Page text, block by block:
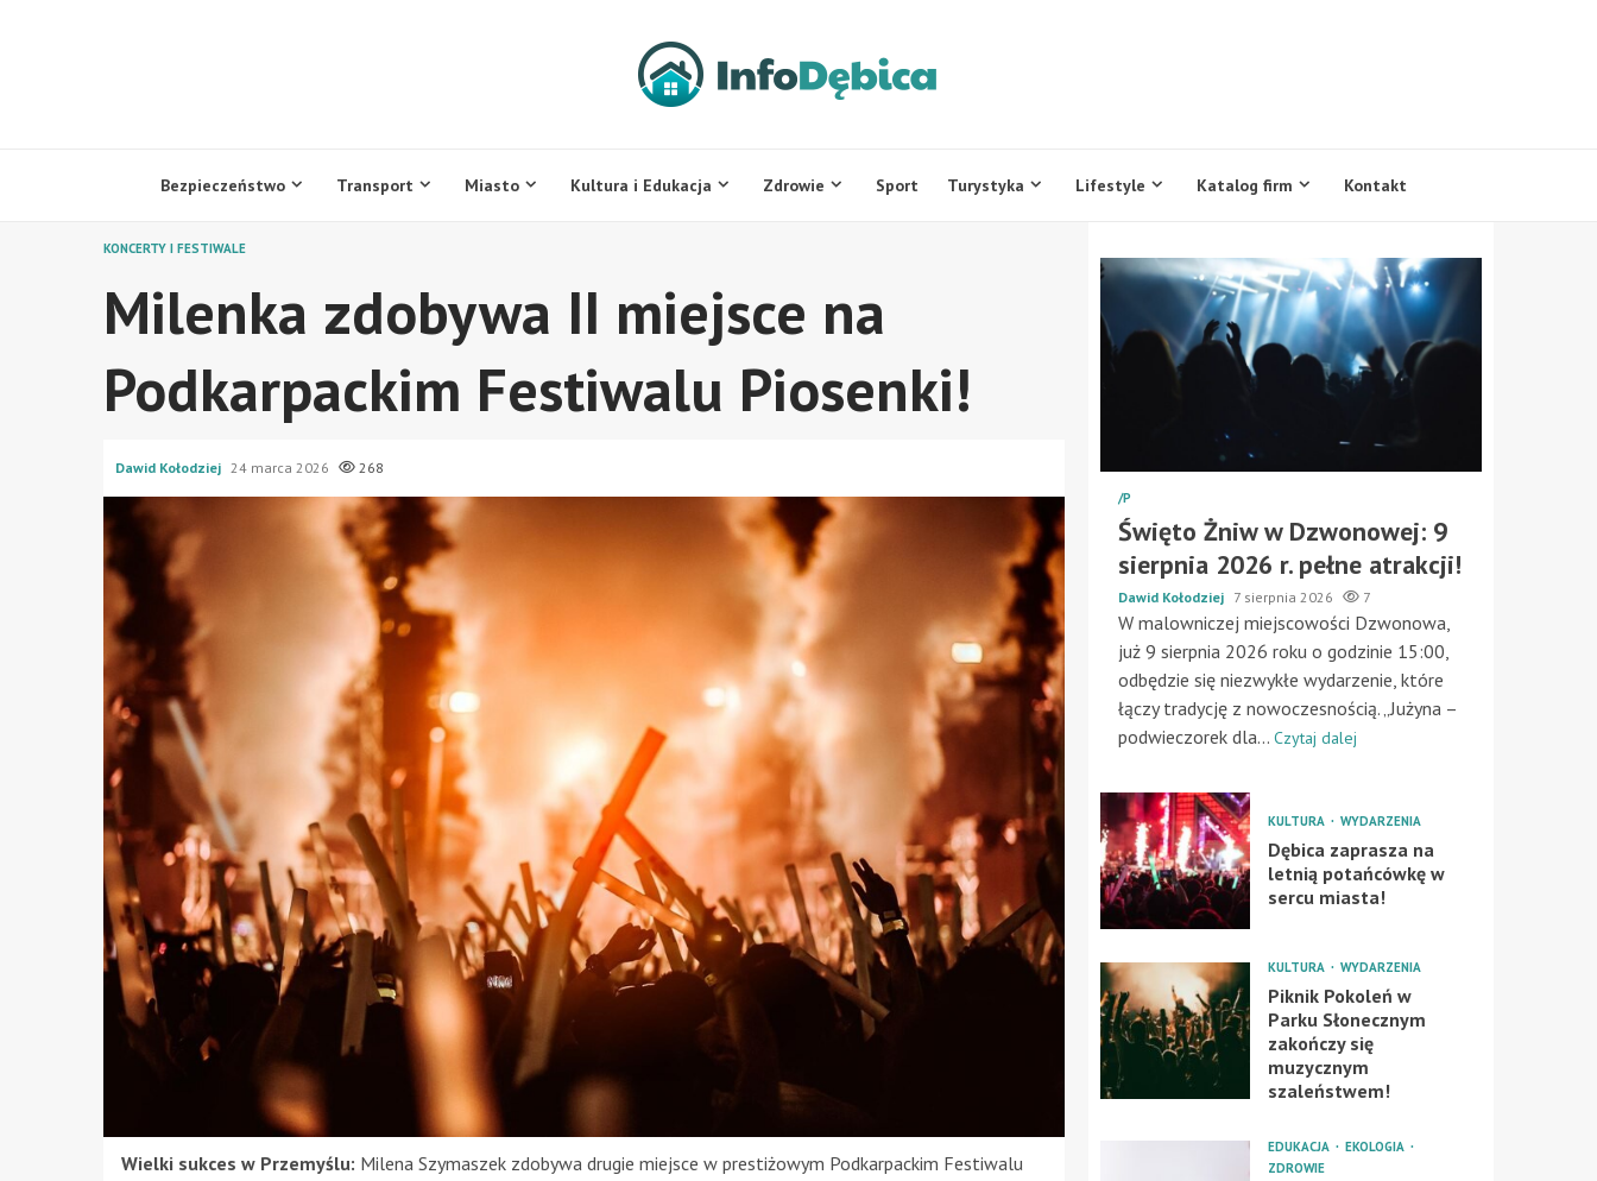
Bezpieczeństwo Transport Miasto Kultura i Edukacja Zdrowie Sport Turystyka Lifestyle Katalog firm Kontakt
KONCERTY I FESTIWALE
Milenka zdobywa II miejsce na
Podkarpackim Festiwalu Piosenki!
Dawid Kołodziej 24 marca 2026 268
Wielki sukces w Przemyślu: Milena Szymaszek zdobywa drugie miejsce w prestiżowym Podkarpackim Festiwalu
/P
Święto Żniw w Dzwonowej: 9
sierpnia 2026 r. pełne atrakcji!
Dawid Kołodziej 7 sierpnia 2026 7
W malowniczej miejscowości Dzwonowa,
już 9 sierpnia 2026 roku o godzinie 15:00,
odbędzie się niezwykłe wydarzenie, które
łączy tradycję z nowoczesnością. „Jużyna –
podwieczorek dla... Czytaj dalej
KULTURA WYDARZENIA
Dębica zaprasza na
letnią potańcówkę w
sercu miasta!
KULTURA WYDARZENIA
Piknik Pokoleń w
Parku Słonecznym
zakończy się
muzycznym
szaleństwem!
EDUKACJA
EKOLOGIA
ZDROWIE